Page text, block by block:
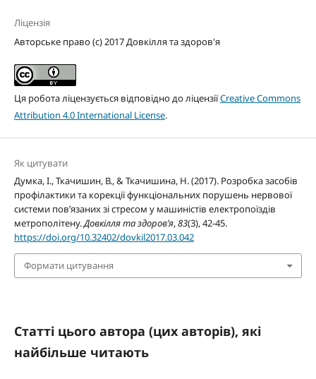
Ліцензія
Авторське право (c) 2017 Довкілля та здоров'я
Ця робота ліцензується відповідно до ліцензіїCreative Commons
Attribution 4.0 International License.
Як цитувати
Думка, І., Ткачишин, В., & Ткачишина, Н. (2017). Розробка засобів
профілактики та корекції функціональних порушень нервової
системи пов’язаних зі стресом у машиністів електропоїздів
метрополітену.Довкілля та здоров’я,83(3), 42-45.
https://doi.org/10.32402/dovkil2017.03.042
Формати цитування
Статті цього автора (цих авторів), які
найбільше читають